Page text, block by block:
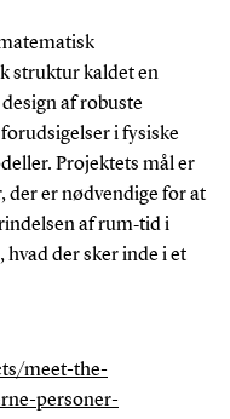
struktur kaldet en
af robuste
i fysiske
Projektets mål er
der er nødvendige for at
af rum‑tid i
hvad der sker inde i et
meet-the-
personer-